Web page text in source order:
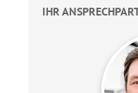
IHR